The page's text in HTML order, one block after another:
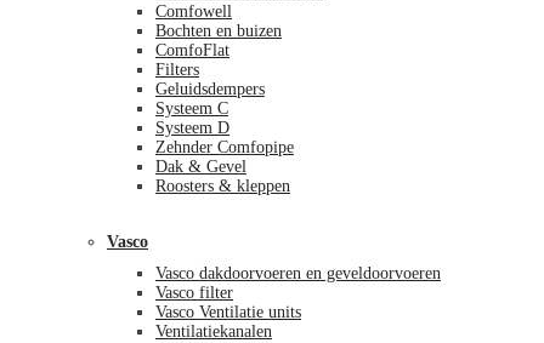
Comfowell
Bochten en buizen
ComfoFlat
Filters
Geluidsdempers
Systeem C
Systeem D
Zehnder Comfopipe
Dak & Gevel
Roosters & kleppen
Vasco
Vasco dakdoorvoeren en geveldoorvoeren
Vasco filter
Vasco Ventilatie units
Ventilatiekanalen